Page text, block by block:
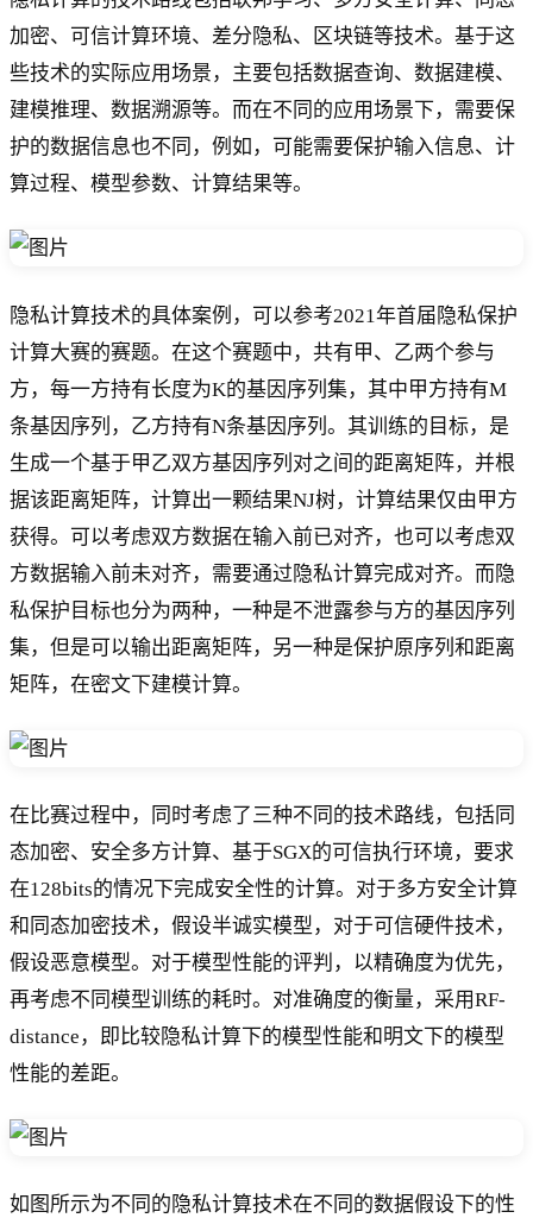
加密、可信计算环境、差分隐私、区块链等技术。基于这
些技术的实际应用场景，主要包括数据查询、数据建模、
建模推理、数据溯源等。而在不同的应用场景下，需要保
护的数据信息也不同，例如，可能需要保护输入信息、计
算过程、模型参数、计算结果等。
隐私计算技术的具体案例，可以参考2021年首届隐私保护
计算大赛的赛题。在这个赛题中，共有甲、乙两个参与
方，每一方持有长度为K的基因序列集，其中甲方持有M
条基因序列，乙方持有N条基因序列。其训练的目标，是
生成一个基于甲乙双方基因序列对之间的距离矩阵，并根
据该距离矩阵，计算出一颗结果NJ树，计算结果仅由甲方
获得。可以考虑双方数据在输入前已对齐，也可以考虑双
方数据输入前未对齐，需要通过隐私计算完成对齐。而隐
私保护目标也分为两种，一种是不泄露参与方的基因序列
集，但是可以输出距离矩阵，另一种是保护原序列和距离
矩阵，在密文下建模计算。
在比赛过程中，同时考虑了三种不同的技术路线，包括同
态加密、安全多方计算、基于SGX的可信执行环境，要求
在128bits的情况下完成安全性的计算。对于多方安全计算
和同态加密技术，假设半诚实模型，对于可信硬件技术，
假设恶意模型。对于模型性能的评判，以精确度为优先，
再考虑不同模型训练的耗时。对准确度的衡量，采用RF-
distance，即比较隐私计算下的模型性能和明文下的模型
性能的差距。
如图所示为不同的隐私计算技术在不同的数据假设下的性